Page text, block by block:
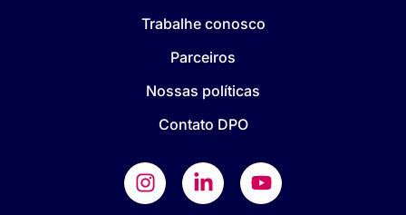
Trabalhe conosco
Parceiros
Nossas políticas
Contato DPO